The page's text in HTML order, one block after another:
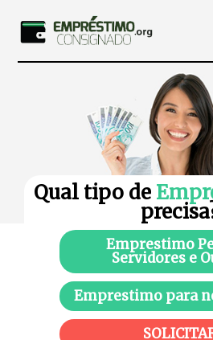
Qual tipo de
Emprestimo
Servidores e
Emprestimo para